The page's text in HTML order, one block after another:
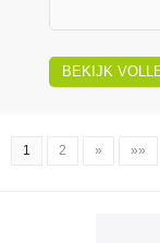
BEKIJK
1 2 » »»